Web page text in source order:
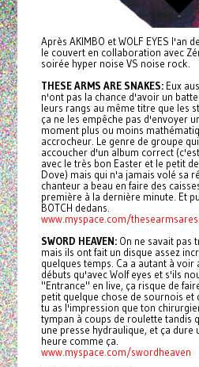
Après AKIMBO et WOLF EYES l'an
le couvert en collaboration avec
soirée hyper noise VS noise rock.
THESE ARMS ARE SNAKES:Eux
n'ont pas la chance d'avoir un
leurs rangs au même titre que les
ça ne les empêche pas d'envoyer
moment plus ou moins
accrocheur. Le genre de groupe
accoucher d'un album correct
avec le très bon Easter et le petit
Dove) mais qui n'a jamais volé sa
chanteur a beau en faire des
première à la dernière minute. Et
BOTCH dedans.
www.myspace.com/
SWORD HEAVEN:On ne savait pas
mais ils ont fait un disque assez
quelques temps. Ca a autant à voir
débuts qu'avec Wolf eyes et s'ils
"Entrance" en live, ça risque de
petit quelque chose de sournois et
tu as l'impression que ton
tympan à coups de roulette tandis
une presse hydraulique, et ça dure
heure comme ça.
www.myspace.com/swordheaven